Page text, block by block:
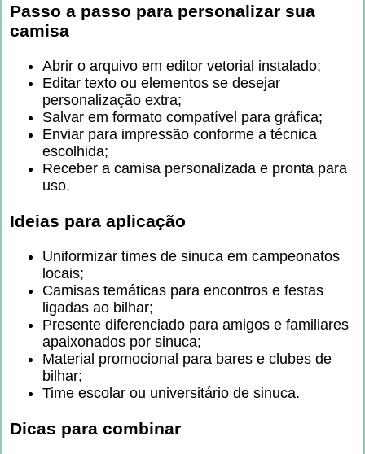
Passo a passo para personalizar sua
camisa
Abrir o arquivo em editor vetorial instalado;
Editar texto ou elementos se desejar
personalização extra;
Salvar em formato compatível para gráfica;
Enviar para impressão conforme a técnica
escolhida;
Receber a camisa personalizada e pronta para
uso.
Ideias para aplicação
Uniformizar times de sinuca em campeonatos
locais;
Camisas temáticas para encontros e festas
ligadas ao bilhar;
Presente diferenciado para amigos e familiares
apaixonados por sinuca;
Material promocional para bares e clubes de
bilhar;
Time escolar ou universitário de sinuca.
Dicas para combinar